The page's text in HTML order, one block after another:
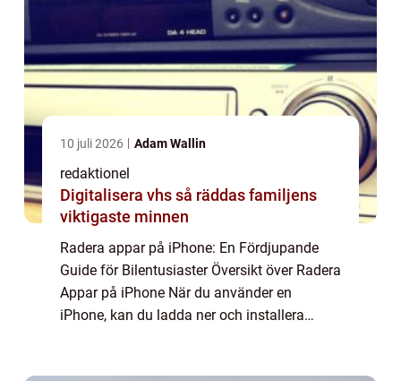
10 juli 2026 Adam Wallin
redaktionel
Digitalisera vhs så räddas familjens
viktigaste minnen
Radera appar på iPhone: En Fördjupande
Guide för Bilentusiaster Översikt över Radera
Appar på iPhone När du använder en
iPhone, kan du ladda ner och installera